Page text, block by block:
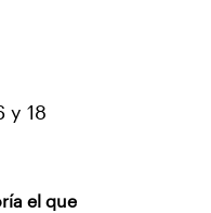
y 18
el que